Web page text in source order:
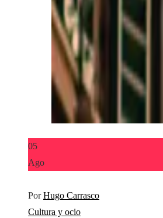
05
Ago
PorHugo Carrasco
Cultura y ocio